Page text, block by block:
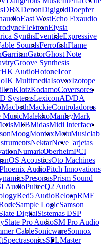
DBXDenonDigigridDoepfer
East WestEcho Fix
ElektronElysia
SynthsEventideExpressive
SoundsFerrofishFlame
GarritanGatorGhost Note
Groove Synthesis
HK AudioHotoneIcon
IK MultimediaIsovoxIzotope
KlotzKodamo
D SystemsLexicon
MacbethMackie
MusicMalekkoManleyMark
MFBMidas
MoogMordaxMotuMusiclab
NektarNeve
NumarkOberheim
OS AcousticsOto Machines
Phoenix AudioPitch Innovations
PresonusPrism Sound
AudioPultecQ2 Audio
Red5 AudioReloopRME
Sample LogicSamson
Slate Digital
Slate Pro AudioSM Pro Audio
CableSonicwareSonnox
SpectrasonicsSPL
audio
Coversores
AD/DA
Controladores
Midi Interface
Tarjetas
PCI
Sistemas DSP
Master